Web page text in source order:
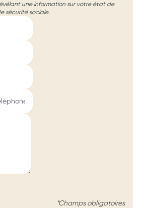
une information sur votre état de
sécurité sociale.
*Champs obligatoires